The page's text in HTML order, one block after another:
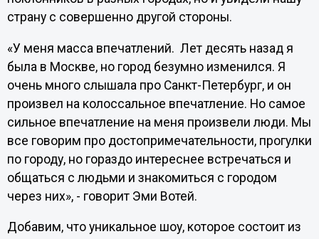
страну с совершенно другой стороны.
«У меня масса впечатлений. Лет десять назад я
была в Москве, но город безумно изменился. Я
очень много слышала про Санкт-Петербург, и он
произвел на колоссальное впечатление. Но самое
сильное впечатление на меня произвели люди. Мы
все говорим про достопримечательности, прогулки
по городу, но гораздо интереснее встречаться и
общаться с людьми и знакомиться с городом
через них», - говорит Эми Вотей.
Добавим, что уникальное шоу, которое состоит из